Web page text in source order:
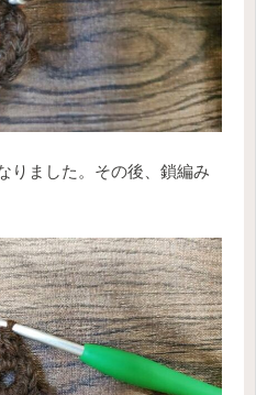
りました。その後、鎖編み